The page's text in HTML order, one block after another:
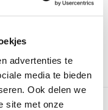
advertenties te
media te bieden
Ook delen we
site met onze